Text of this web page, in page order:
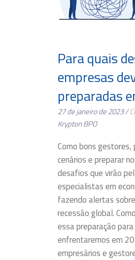
Para quais
empresas
preparadas
27 de janeiro de 2023 /
Krypton BPO
Como bons gestores,
cenários e preparar
desafios que virão
especialistas em
fazendo alertas
recessão global.
essa preparação
enfrentaremos em
empresários e